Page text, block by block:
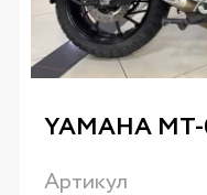
YAMAHA
Артикул